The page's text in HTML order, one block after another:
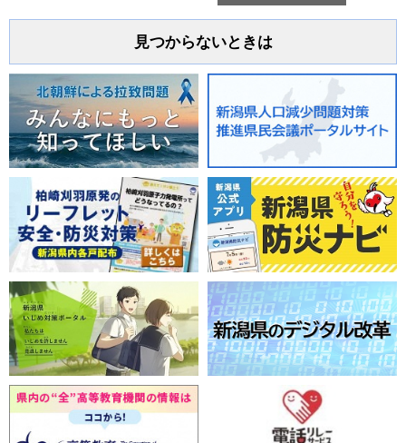
見つからないときは